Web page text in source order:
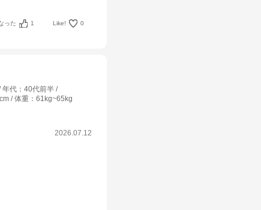
った 1 Like! 0
年代 ： 40代前半
体重 ： 61kg~65kg
2026.07.12